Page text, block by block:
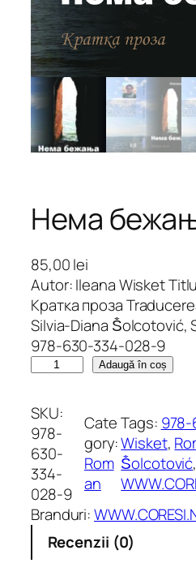
Нема
85,00lei
Autor: Ileana Wisket
Кратка проза
Silvia-Diana Ṧolcotović,
978-630-334-028-9
n
t
i
t
a
t
e
Adaugă în coș
SKU:
978-
630-
334-
028-9
Cate
gory:
Rom
an
Tags:
Wisket,
Ṧolcotović
Branduri:
Recenzii (0)